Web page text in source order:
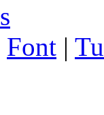
Font |